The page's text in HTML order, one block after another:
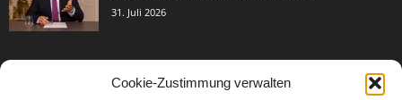
Cookie-Zustimmung verwalten
31. Juli 2026